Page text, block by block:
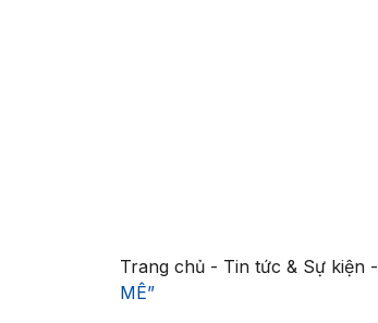
Trang chủ- Tin tức & Sự kiện-
MÊ”